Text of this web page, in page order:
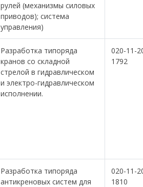
рулей (механизмы силовых
приводов); система
управления)
Разработка типоряда
кранов со складной
стрелой в гидравлическом
и электро-гидравлическом
исполнении.
020-11-
1792
Разработка типоряда
антикреновых систем для
020-11-
1810